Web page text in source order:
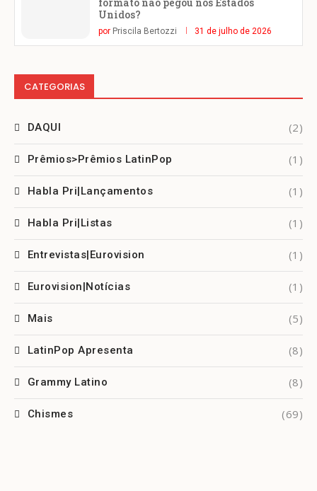
Unidos?
por Priscila Bertozzi 31 de julho de 2026
CATEGORIAS
DAQUI (2)
Prêmios>Prêmios LatinPop (1)
Habla Pri|Lançamentos (1)
Habla Pri|Listas (1)
Entrevistas|Eurovision (1)
Eurovision|Notícias (1)
Mais (5)
LatinPop Apresenta (8)
Grammy Latino (8)
Chismes (69)